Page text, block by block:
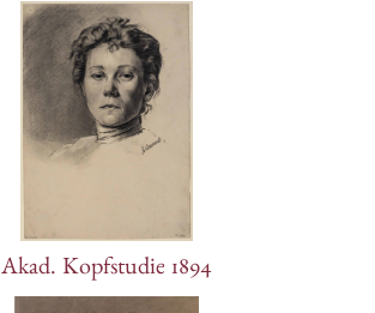
Akad. Kopfstudie 1894